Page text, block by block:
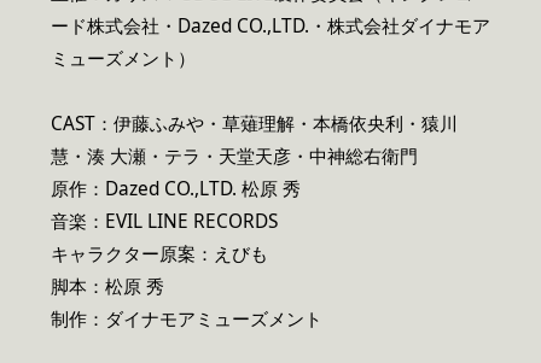
ード株式会社・Dazed CO.,LTD.・株式会社ダイナモア
ミューズメント）
CAST：伊藤ふみや・草薙理解・本橋依央利・猿川
慧・湊 大瀬・テラ・天堂天彦・中神総右衛門
原作：Dazed CO.,LTD. 松原 秀
音楽：EVIL LINE RECORDS
キャラクター原案：えびも
脚本：松原 秀
制作：ダイナモアミューズメント